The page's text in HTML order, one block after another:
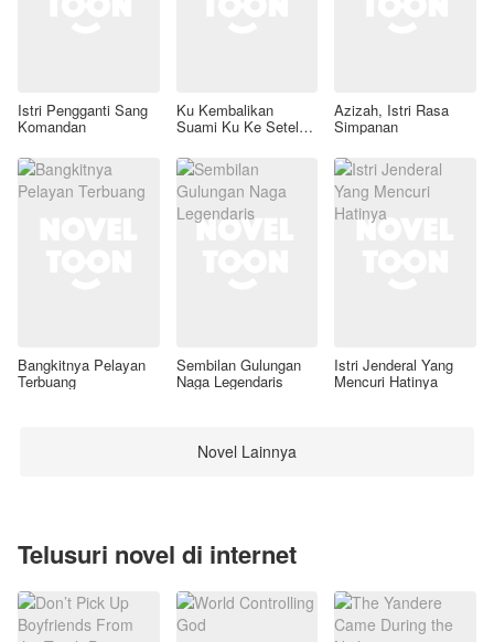
Istri Pengganti Sang
Komandan
Ku Kembalikan
Suami Ku Ke Setelan
Azizah, Istri Rasa
Simpanan
Bangkitnya Pelayan
Terbuang
Sembilan Gulungan
Naga Legendaris
Istri Jenderal Yang
Mencuri Hatinya
Novel Lainnya
Telusuri novel di internet